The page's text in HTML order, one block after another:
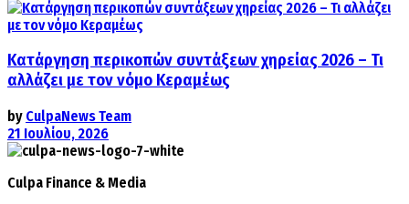
Κατάργηση περικοπών συντάξεων χηρείας 2026 – Τι
αλλάζει με τον νόμο Κεραμέως
by CulpaNews Team
21 Ιουλίου, 2026
Culpa Finance & Media